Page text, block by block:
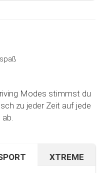
Modes stimmst du
zu jeder Zeit auf jede
XTREME
oder in dichtem
diesem cleveren
unseres Sport-